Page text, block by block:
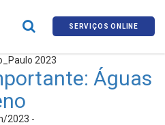
SERVIÇOS ONLINE
2023
Águas
2023 -